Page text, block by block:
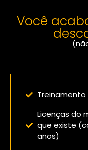
Você
Confira
Treinamento
Licenças do
que existe
anos)